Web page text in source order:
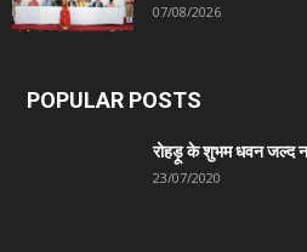
07/08/2026
POPULAR POSTS
रोहड़ू के शुभम धवन जल्द
23/07/2020